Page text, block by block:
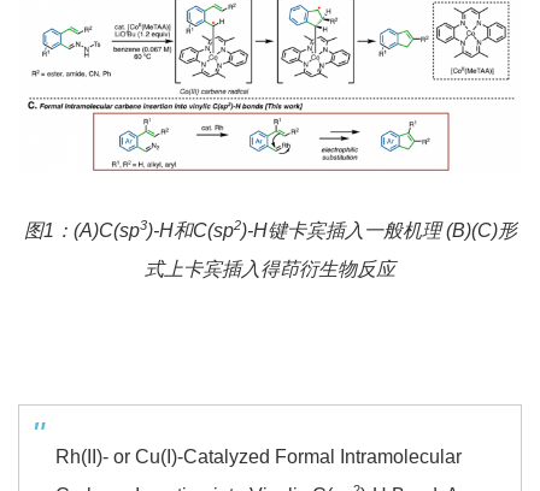
图1：(A)C(sp3)-H和C(sp2)-H键卡宾插入一般机理 (B)(C)形
式上卡宾插入得茚衍生物反应
Rh(II)- or Cu(I)-Catalyzed Formal Intramolecular